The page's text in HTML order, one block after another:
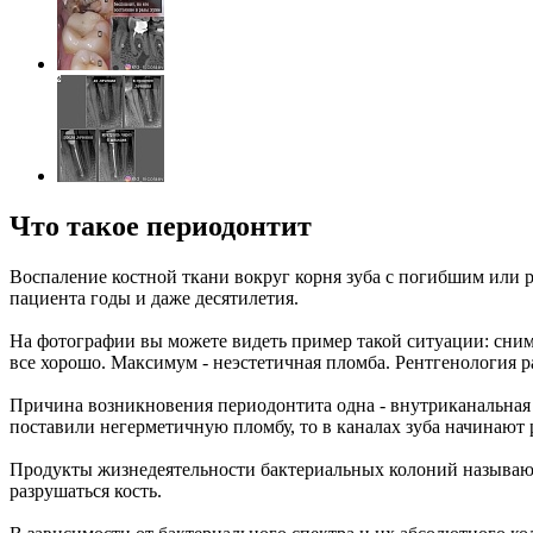
Что такое периодонтит
Воспаление костной ткани вокруг корня зуба с погибшим или
пациента годы и даже десятилетия.
На фотографии вы можете видеть пример такой ситуации:
все хорошо. Максимум - неэстетичная пломба. Рентгенология
Причина возникновения периодонтита одна -
поставили негерметичную пломбу, то в каналах зуба начинают
Продукты жизнедеятельности бактериальных колоний
разрушаться кость.